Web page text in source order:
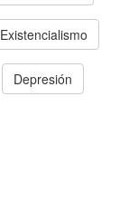
Existencialismo
Depresión